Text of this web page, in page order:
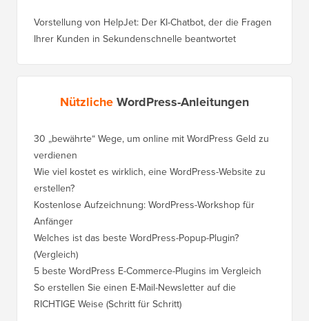
Vorstellung von HelpJet: Der KI-Chatbot, der die Fragen
Ihrer Kunden in Sekundenschnelle beantwortet
NützlicheWordPress-Anleitungen
30 „bewährte“ Wege, um online mit WordPress Geld zu
verdienen
Wie viel kostet es wirklich, eine WordPress-Website zu
erstellen?
Kostenlose Aufzeichnung: WordPress-Workshop für
Anfänger
Welches ist das beste WordPress-Popup-Plugin?
(Vergleich)